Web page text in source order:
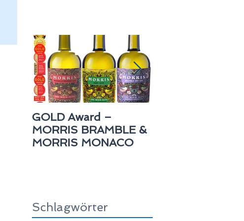
GOLD Award –
MORRIS BRAMBLE &
MORRIS MONACO
Schlagwörter